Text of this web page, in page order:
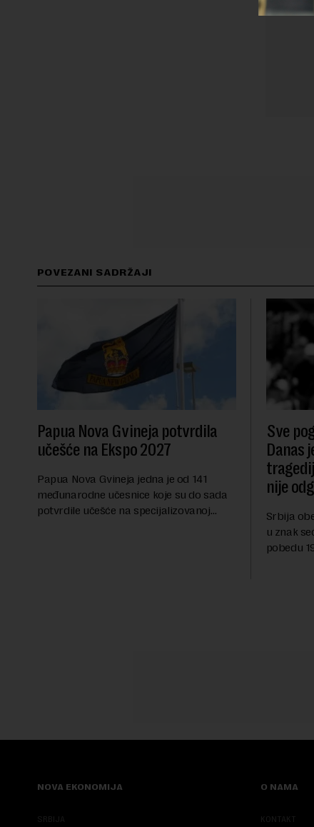
POVEZANI SADRŽAJI
Papua Nova Gvineja potvrdila
učešće na Ekspo 2027
Papua Nova Gvineja jedna je od 141
međunarodne učesnice koje su do sada
potvrdile učešće na specijalizovanoj
Sve
Danas
nije
Srbija
u znak
pobedu
NOVA EKONOMIJA
SRBIJA
O NAMA
KONTAKT